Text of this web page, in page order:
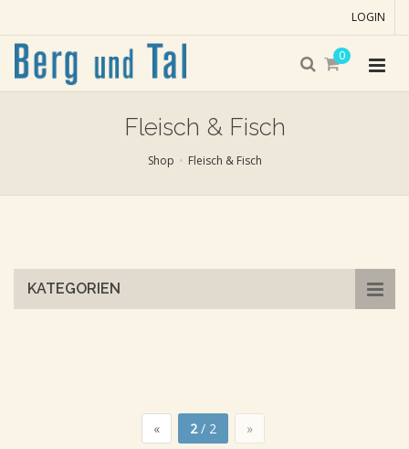
LOGIN
0
Fleisch & Fisch
Shop Fleisch & Fisch
KATEGORIEN
« 2/ 2 »